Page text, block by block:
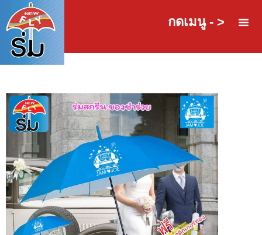
กดเมนู - >